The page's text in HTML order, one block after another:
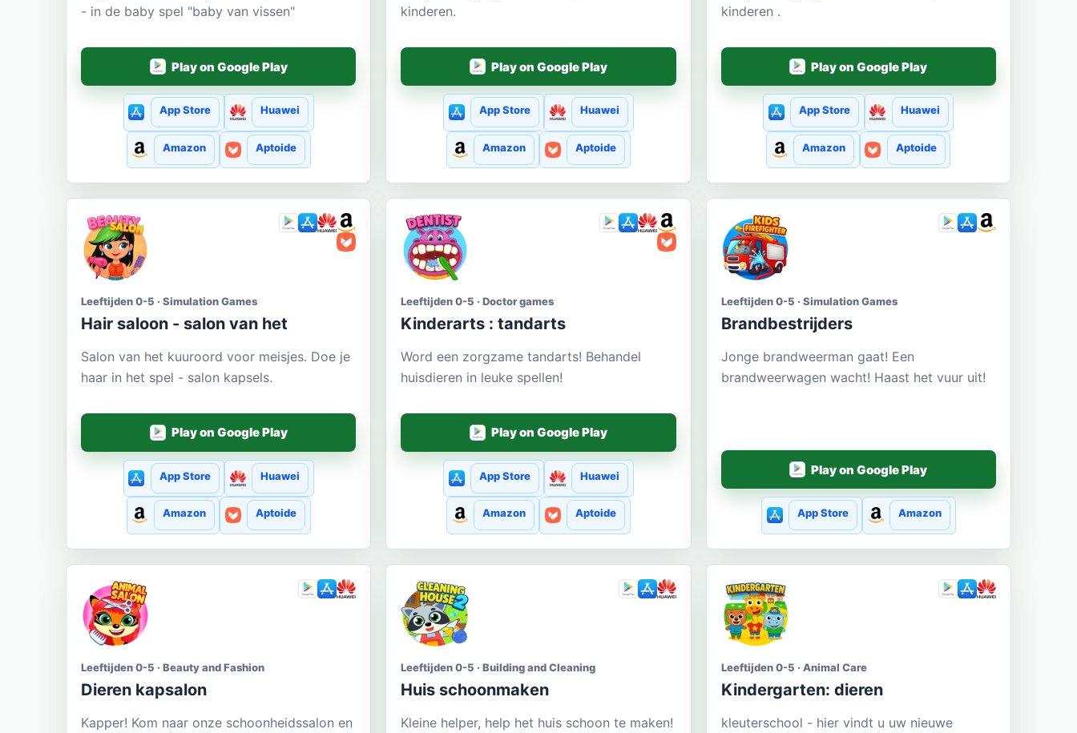
- in de baby spel "baby van vissen"
Play on Google Play
App Store Huawei
Amazon Aptoide
kinderen.
Play on Google Play
App Store Huawei
Amazon Aptoide
kinderen .
Play on Google Play
App Store Huawei
Amazon Aptoide
Leeftijden 0-5 · Simulation Games
Hair saloon - salon van het
Salon van het kuuroord voor meisjes. Doe je
haar in het spel - salon kapsels.
Play on Google Play
App Store Huawei
Amazon Aptoide
Leeftijden 0-5 · Doctor games
Kinderarts : tandarts
Word een zorgzame tandarts! Behandel
huisdieren in leuke spellen!
Play on Google Play
App Store Huawei
Amazon Aptoide
Leeftijden 0-5 · Simulation Games
Brandbestrijders
Jonge brandweerman gaat! Een
brandweerwagen wacht! Haast het vuur uit!
Play on Google Play
App Store Amazon
Leeftijden 0-5 · Beauty and Fashion
Dieren kapsalon
Kapper! Kom naar onze schoonheidssalon en
Leeftijden 0-5 · Building and Cleaning
Huis schoonmaken
Kleine helper, help het huis schoon te maken!
Leeftijden 0-5 · Animal Care
Kindergarten: dieren
kleuterschool - hier vindt u uw nieuwe